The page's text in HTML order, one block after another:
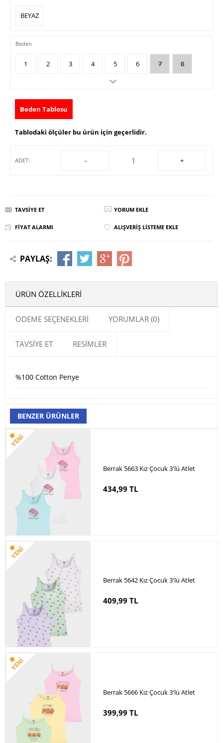
BEYAZ
Beden
1 2 3 4 5 6 7 8
Beden Tablosu
Tablodaki ölçüler bu ürün için geçerlidir.
ADET: - +
TAVSIYE ET YORUM EKLE
FIYAT ALARMI ALIŞVERIŞ LISTEME EKLE
PAYLAŞ:
ÜRÜN ÖZELLIKLERI
ÖDEME SEÇENEKLERI YORUMLAR (0)
TAVSIYE ET RESIMLER
%100 Cotton Penye
BENZER ÜRÜNLER
Berrak 5663 Kız Çocuk 3'lü Atlet
434,99 TL
Berrak 5642 Kız Çocuk 3'lü Atlet
409,99 TL
Berrak 5666 Kız Çocuk 3'lü Atlet
399,99 TL